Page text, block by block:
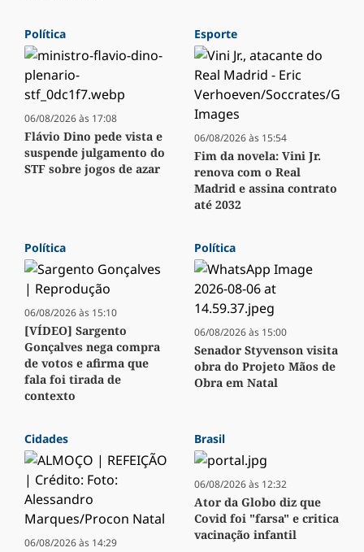
Política
06/08/2026 às 17:08
Flávio Dino pede vista e
suspende julgamento do
STF sobre jogos de azar
Esporte
06/08/2026 às 15:54
Fim da novela: Vini Jr.
renova com o Real
Madrid e assina contrato
até 2032
Política
06/08/2026 às 15:10
[VÍDEO] Sargento
Gonçalves nega compra
de votos e afirma que
fala foi tirada de
contexto
Política
06/08/2026 às 15:00
Senador Styvenson visita
obra do Projeto Mãos de
Obra em Natal
Cidades
06/08/2026 às 14:29
Brasil
06/08/2026 às 12:32
Ator da Globo diz que
Covid foi "farsa" e critica
vacinação infantil